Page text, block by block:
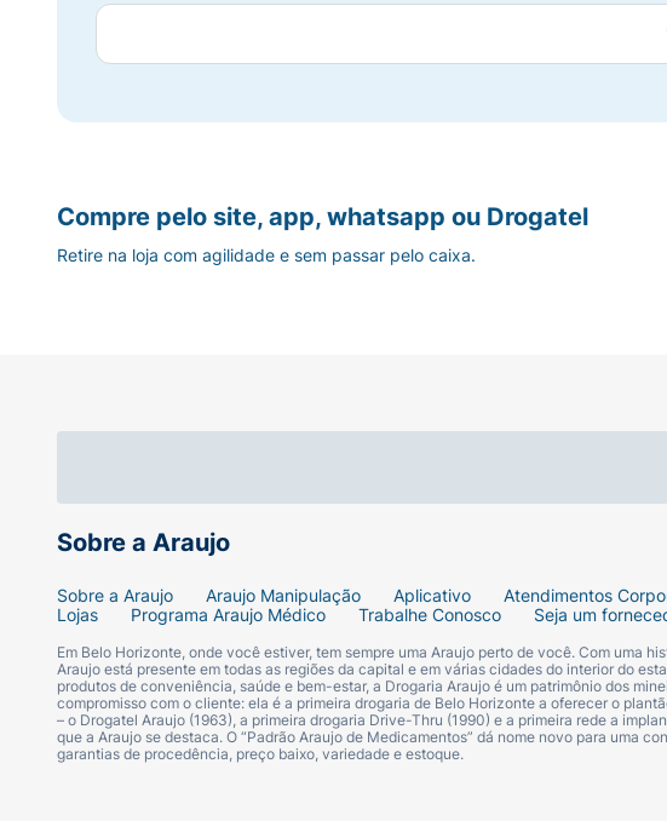
Sobre a Araujo
Sobre a Araujo Araujo Manipulação Aplicativo Atendimentos
Lojas
Programa Araujo Médico Trabalhe Conosco Seja um
Em Belo Horizonte, onde você estiver, tem sempre uma Araujo perto de você. Com uma
Araujo está presente em todas as regiões da capital e em várias cidades do interior do
produtos de conveniência, saúde e bem-estar, a Drogaria Araujo é um patrimônio dos
compromisso com o cliente: ela é a primeira drogaria de Belo Horizonte a oferecer o
– o Drogatel Araujo (1963), a primeira drogaria Drive-Thru (1990) e a primeira rede a
que a Araujo se destaca. O “Padrão Araujo de Medicamentos” dá nome novo para uma
garantias de procedência, preço baixo, variedade e estoque.
Compre pelo site, app, whatsapp ou Drogatel
Retire na loja com agilidade e sem passar pelo caixa.